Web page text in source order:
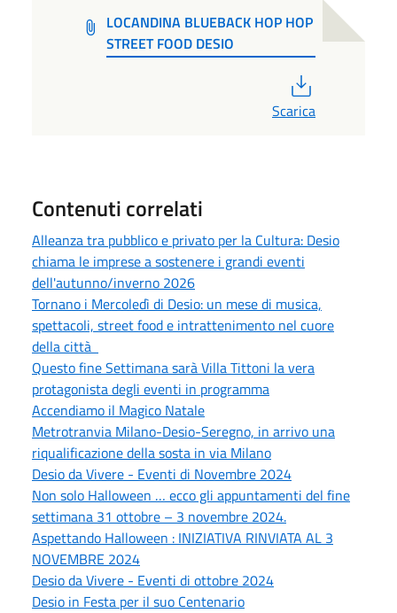
LOCANDINA BLUEBACK HOP HOP
STREET FOOD DESIO
Scarica
Contenuti correlati
Alleanza tra pubblico e privato per la Cultura: Desio
chiama le imprese a sostenere i grandi eventi
dell'autunno/inverno 2026
Tornano i Mercoledì di Desio: un mese di musica,
spettacoli, street food e intrattenimento nel cuore
della città
Questo fine Settimana sarà Villa Tittoni la vera
protagonista degli eventi in programma
Accendiamo il Magico Natale
Metrotranvia Milano-Desio-Seregno, in arrivo una
riqualificazione della sosta in via Milano
Desio da Vivere - Eventi di Novembre 2024
Non solo Halloween … ecco gli appuntamenti del fine
settimana 31 ottobre – 3 novembre 2024.
Aspettando Halloween : INIZIATIVA RINVIATA AL 3
NOVEMBRE 2024
Desio da Vivere - Eventi di ottobre 2024
Desio in Festa per il suo Centenario